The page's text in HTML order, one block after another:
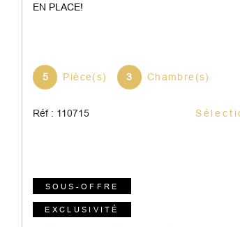
EN PLACE!
5 Pièce(s) 3 Chambre(s)
Réf : 110715
SOUS-OFFRE
EXCLUSIVITÉ